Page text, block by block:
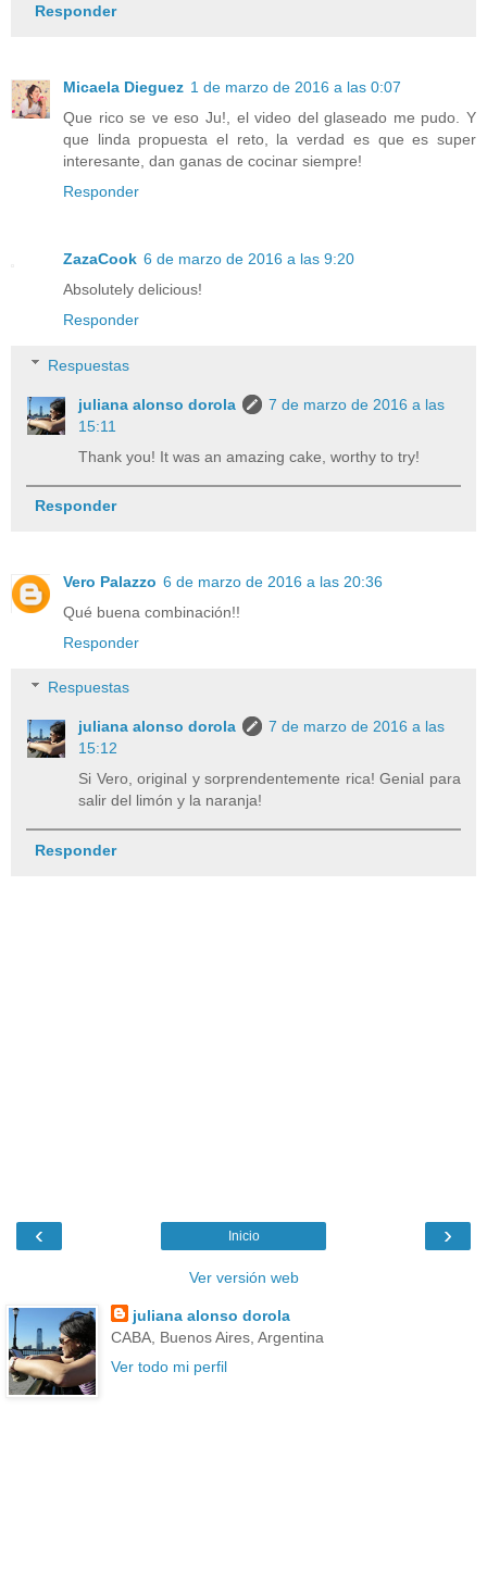
Responder
Micaela Dieguez 1 de marzo de 2016 a las 0:07
Que rico se ve eso Ju!, el video del glaseado me pudo. Y
que linda propuesta el reto, la verdad es que es super
interesante, dan ganas de cocinar siempre!
Responder
ZazaCook 6 de marzo de 2016 a las 9:20
Absolutely delicious!
Responder
Respuestas
juliana alonso dorola
7 de marzo de 2016 a las
15:11
Thank you! It was an amazing cake, worthy to try!
Responder
Vero Palazzo 6 de marzo de 2016 a las 20:36
Qué buena combinación!!
Responder
Respuestas
juliana alonso dorola
7 de marzo de 2016 a las
15:12
Si Vero, original y sorprendentemente rica! Genial para
salir del limón y la naranja!
Responder
‹ ›
Inicio
Ver versión web
juliana alonso dorola
CABA, Buenos Aires, Argentina
Ver todo mi perfil